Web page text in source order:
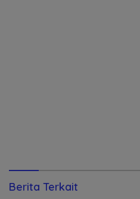
Berita Terkait